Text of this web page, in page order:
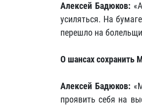
Алексей Бадюков:
усиляться. На
перешло на
О шансах сохранить
Алексей Бадюков:
проявить себя на